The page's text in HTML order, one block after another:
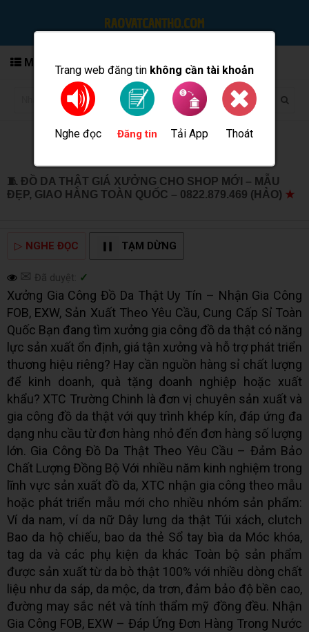
Trang web đăng tin không cần tài khoản
Nghe đọc Đăng tin Tải App Thoát
MENU
🧵 ĐỒ DA THẬT GIÁ XƯỞNG CHO SHOP MỚI – MẪU
ĐẸP, GIAO HÀNG TOÀN QUỐC – 0822.879.469 (HẢO) ★
▷ NGHE ĐỌC TẠM DỪNG
✉ Đã duyệt: ✓
Xưởng Gia Công Đồ Da Thật Uy Tín – Nhận Gia Công
FOB, EXW, Sản Xuất Theo Yêu Cầu, Cung Cấp Sỉ Toàn
Quốc Bạn đang tìm xưởng gia công đồ da thật có năng
lực sản xuất ổn định, giá tận xưởng và hỗ trợ phát triển
thương hiệu riêng? Hay cần nguồn hàng sỉ chất lượng
để kinh doanh, quà tặng doanh nghiệp hoặc xuất
khẩu? XTC Trường Chinh là đơn vị chuyên sản xuất và
gia công đồ da thật với quy trình khép kín, đáp ứng đa
dạng nhu cầu từ đơn hàng nhỏ đến đơn hàng số lượng
lớn. Gia Công Đồ Da Thật Theo Yêu Cầu – Đảm Bảo
Chất Lượng Đồng Bộ Với nhiều năm kinh nghiệm trong
lĩnh vực sản xuất đồ da, XTC nhận gia công theo mẫu
hoặc phát triển mẫu mới cho nhiều nhóm sản phẩm:
Ví da nam, ví da nữ Dây lưng da thật Túi xách, clutch
Bao da hộ chiếu, bao da thẻ Sổ tay bìa da Móc khóa,
tag da và các phụ kiện da khác Toàn bộ sản phẩm
được sản xuất từ da bò thật 100% với nhiều dòng chất
liệu như da sáp, da mộc, da trơn, đảm bảo độ bền cao,
đường may sắc nét và tính thẩm mỹ đồng đều. Nhận
Gia Công FOB, EXW – Đáp Ứng Đơn Hàng Trong Nước